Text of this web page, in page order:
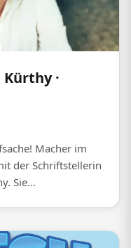
·
Macher im
der Schriftstellerin
Sie...